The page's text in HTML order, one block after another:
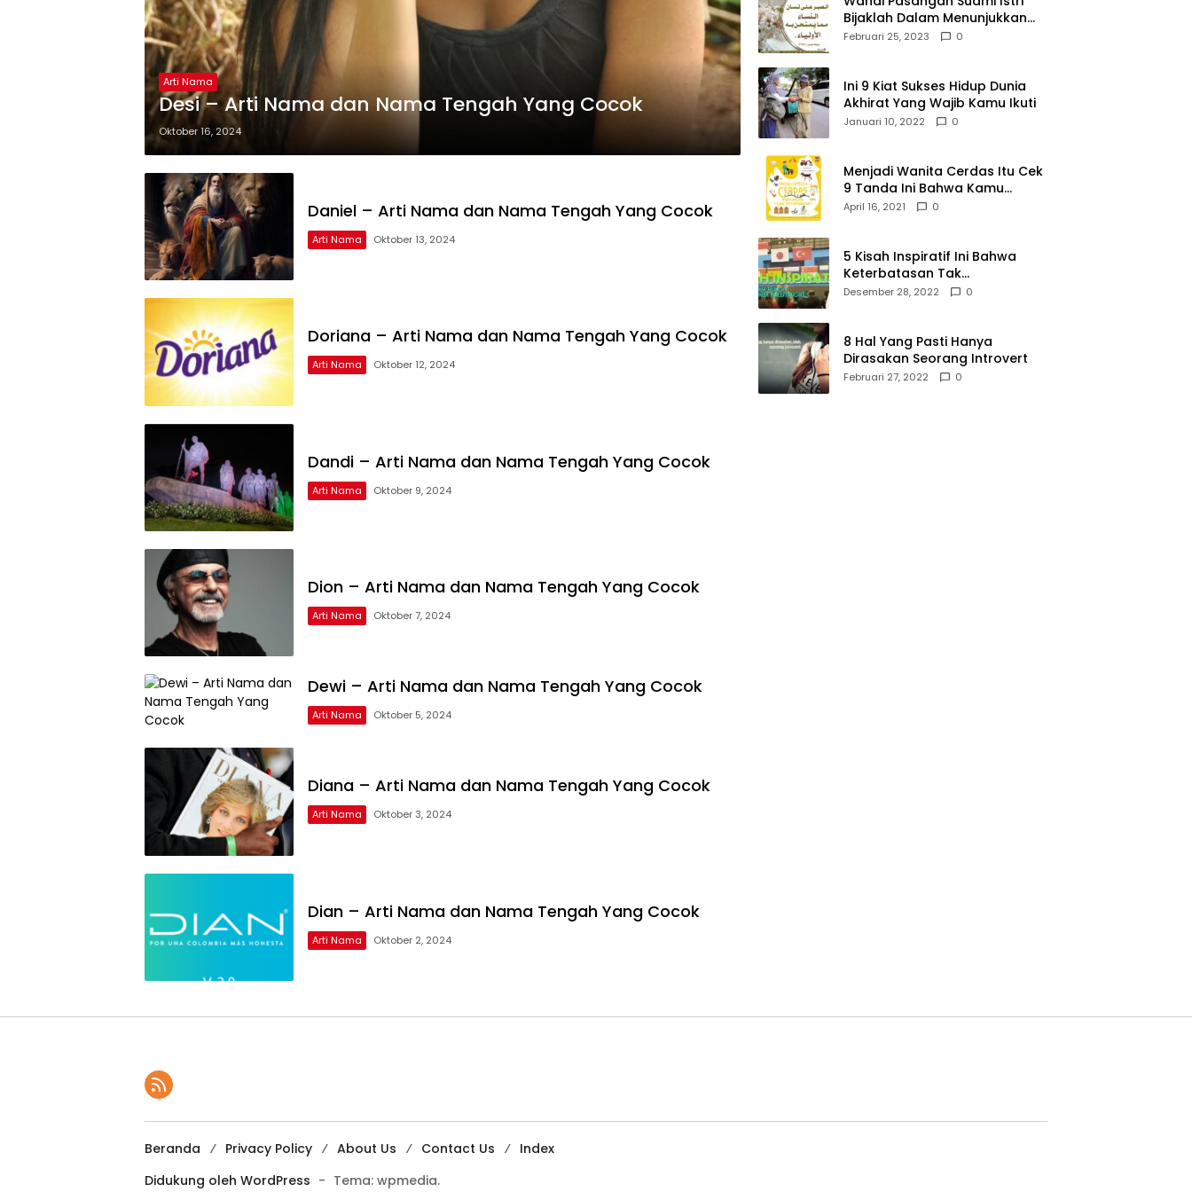
Arti Nama
Desi – Arti Nama dan Nama Tengah Yang Cocok
Oktober 16, 2024
Daniel – Arti Nama dan Nama Tengah Yang Cocok
Arti Nama Oktober 13, 2024
Doriana – Arti Nama dan Nama Tengah Yang Cocok
Arti Nama Oktober 12, 2024
Dandi – Arti Nama dan Nama Tengah Yang Cocok
Arti Nama Oktober 9, 2024
Dion – Arti Nama dan Nama Tengah Yang Cocok
Arti Nama Oktober 7, 2024
Dewi – Arti Nama dan Nama Tengah Yang Cocok
Arti Nama Oktober 5, 2024
Diana – Arti Nama dan Nama Tengah Yang Cocok
Arti Nama Oktober 3, 2024
Dian – Arti Nama dan Nama Tengah Yang Cocok
Arti Nama Oktober 2, 2024
Bijaklah Dalam Menunjukkan
Kebahagiaanmu Di Publik
Februari 25, 2023 0
Ini 9 Kiat Sukses Hidup Dunia
Akhirat Yang Wajib Kamu Ikuti
Januari 10, 2022 0
Menjadi Wanita Cerdas Itu Cek
9 Tanda Ini Bahwa Kamu
Memang Wanita Cerdas
April 16, 2021 0
5 Kisah Inspiratif Ini Bahwa
Keterbatasan Tak
Menghalangi Segalanya
Desember 28, 2022 0
8 Hal Yang Pasti Hanya
Dirasakan Seorang Introvert
Februari 27, 2022 0
Beranda Privacy Policy About Us Contact Us
Index
Didukung oleh WordPress - Tema: wpmedia.